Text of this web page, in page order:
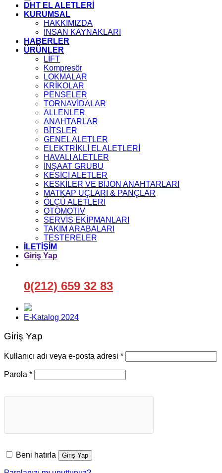
DHT EL ALETLERİ
KURUMSAL
HAKKIMIZDA
İNSAN KAYNAKLARI
HABERLER
ÜRÜNLER
LİFT
Kompresör
LOKMALAR
KRİKOLAR
PENSELER
TORNAVİDALAR
ALLENLER
ANAHTARLAR
BİTSLER
GENEL ALETLER
ELEKTRİKLİ EL ALETLERİ
HAVALI ALETLER
İNŞAAT GRUBU
KESİCİ ALETLER
KESKİLER VE BİJON ANAHTARLARI
MATKAP UÇLARI & PANÇLAR
ÖLÇÜ ALETLERİ
OTOMOTİV
SERVİS EKİPMANLARI
TAKIM ARABALARI
TESTERELER
İLETİŞİM
Giriş Yap
0(212) 659 32 83
E-Katalog 2024
Giriş Yap
Kullanıcı adı veya e-posta adresi *Gerekli
Parola *Gerekli
Beni hatırla Giriş Yap